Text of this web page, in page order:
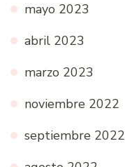
mayo 2023
abril 2023
marzo 2023
noviembre 2022
septiembre 2022